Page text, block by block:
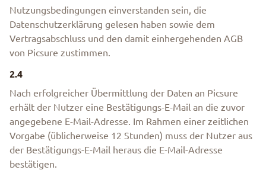
Nutzungsbedingungen einverstanden sein, die
Datenschutzerklärung gelesen haben sowie dem
Vertragsabschluss und den damit einhergehenden AGB
von Picsure zustimmen.
2.4
Nach erfolgreicher Übermittlung der Daten an Picsure
erhält der Nutzer eine Bestätigungs-E-Mail an die zuvor
angegebene E-Mail-Adresse. Im Rahmen einer zeitlichen
Vorgabe (üblicherweise 12 Stunden) muss der Nutzer aus
der Bestätigungs-E-Mail heraus die E-Mail-Adresse
bestätigen.